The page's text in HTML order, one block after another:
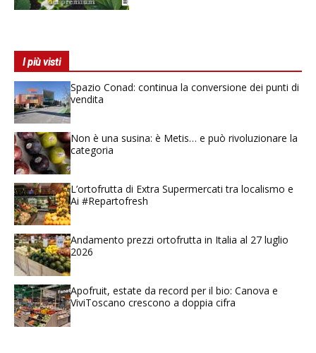
I più visti
Spazio Conad: continua la conversione dei punti di
vendita
Non è una susina: è Metis… e può rivoluzionare la
categoria
L’ortofrutta di Extra Supermercati tra localismo e
Ai #Repartofresh
Andamento prezzi ortofrutta in Italia al 27 luglio
2026
Apofruit, estate da record per il bio: Canova e
ViviToscano crescono a doppia cifra